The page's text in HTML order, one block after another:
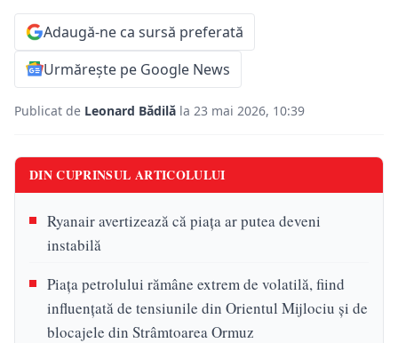
Adaugă-ne ca sursă preferată
Urmărește pe Google News
Publicat de Leonard Bădilă la 23 mai 2026, 10:39
DIN CUPRINSUL ARTICOLULUI
Ryanair avertizează că piața ar putea deveni
instabilă
Piața petrolului rămâne extrem de volatilă, fiind
influențată de tensiunile din Orientul Mijlociu și de
blocajele din Strâmtoarea Ormuz